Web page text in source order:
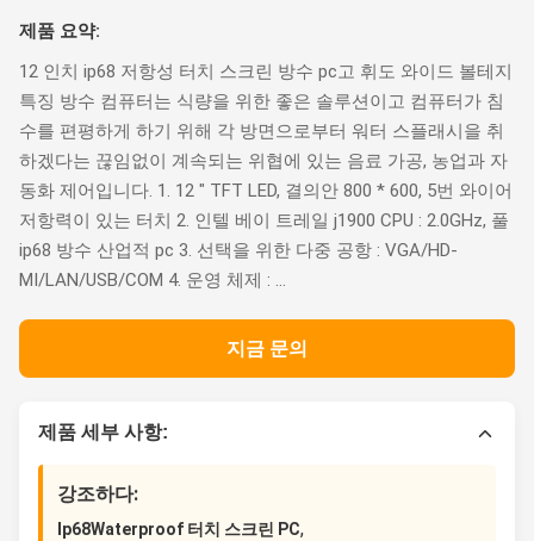
제품 요약:
12 인치 ip68 저항성 터치 스크린 방수 pc고 휘도 와이드 볼테지
특징 방수 컴퓨터는 식량을 위한 좋은 솔루션이고 컴퓨터가 침
수를 편평하게 하기 위해 각 방면으로부터 워터 스플래시을 취
하겠다는 끊임없이 계속되는 위협에 있는 음료 가공, 농업과 자
동화 제어입니다. 1. 12 " TFT LED, 결의안 800 * 600, 5번 와이어
저항력이 있는 터치 2. 인텔 베이 트레일 j1900 CPU : 2.0GHz, 풀
ip68 방수 산업적 pc 3. 선택을 위한 다중 공항 : VGA/HD-
MI/LAN/USB/COM 4. 운영 체제 : ...
지금 문의
제품 세부 사항:
강조하다:
Ip68Waterproof 터치 스크린 PC,